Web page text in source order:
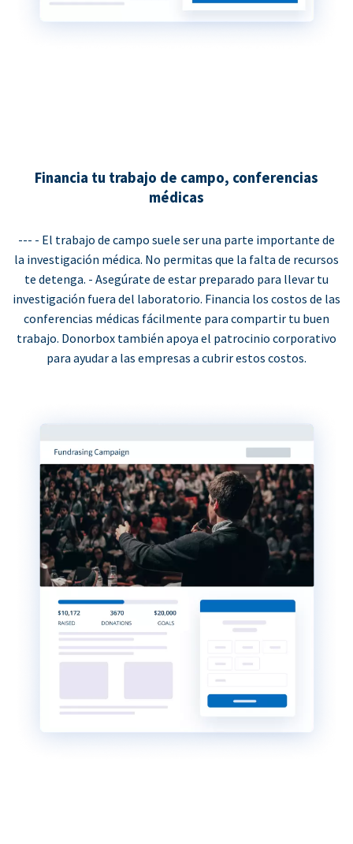
Financia tu trabajo de campo, conferencias
médicas
--- - El trabajo de campo suele ser una parte importante de
la investigación médica. No permitas que la falta de recursos
te detenga. - Asegúrate de estar preparado para llevar tu
investigación fuera del laboratorio. Financia los costos de las
conferencias médicas fácilmente para compartir tu buen
trabajo. Donorbox también apoya el patrocinio corporativo
para ayudar a las empresas a cubrir estos costos.